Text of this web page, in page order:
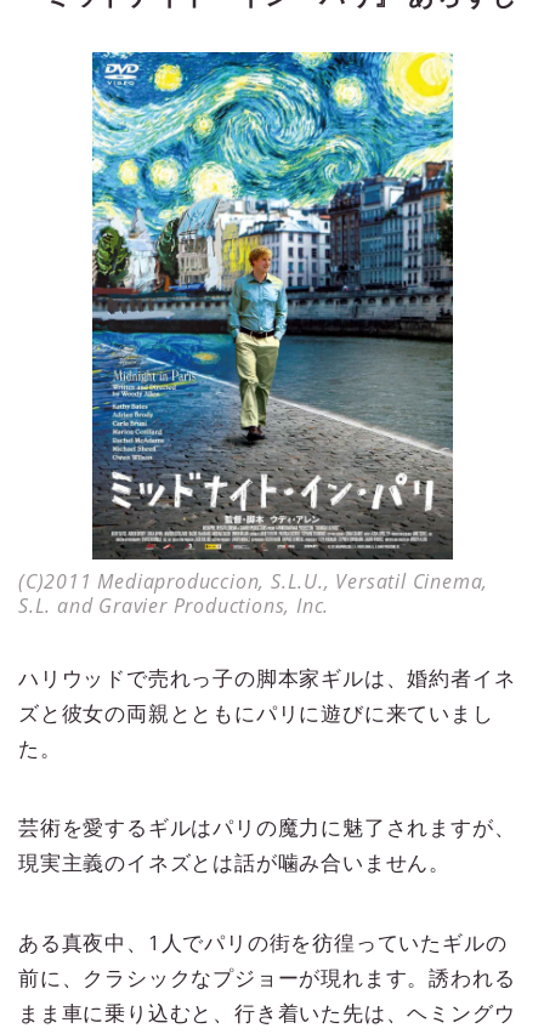
(C)2011 Mediaproduccion, S.L.U., Versatil Cinema,
S.L. and Gravier Productions, Inc.
ハリウッドで売れっ子の脚本家ギルは、婚約者イネ
ズと彼女の両親とともにパリに遊びに来ていまし
た。
芸術を愛するギルはパリの魔力に魅了されますが、
現実主義のイネズとは話が噛み合いません。
ある真夜中、1人でパリの街を彷徨っていたギルの
前に、クラシックなプジョーが現れます。誘われる
まま車に乗り込むと、行き着いた先は、ヘミングウ